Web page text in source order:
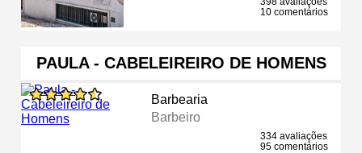
10 comentários
PAULA - CABELEIREIRO DE HOMENS
Barbearia
Barbeiro
334 avaliações
95 comentários